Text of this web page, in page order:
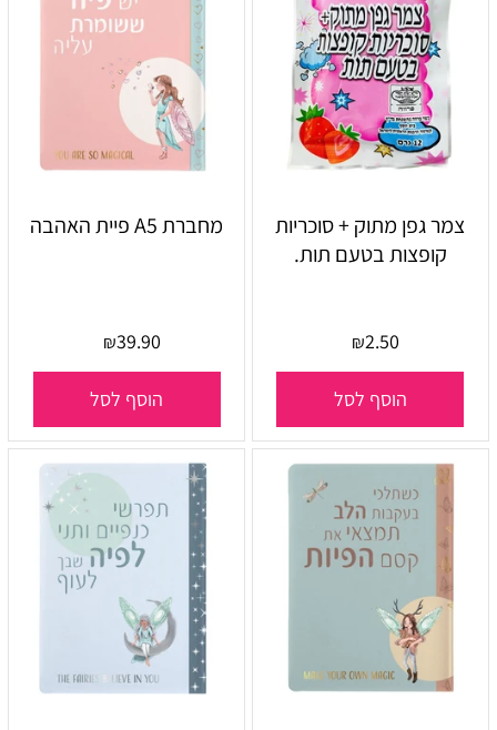
צמר גפן מתוק + סוכריות
קופצות בטעם תות.
₪2.50
הוסף לסל
מחברת A5 פיית האהבה
₪39.90
הוסף לסל